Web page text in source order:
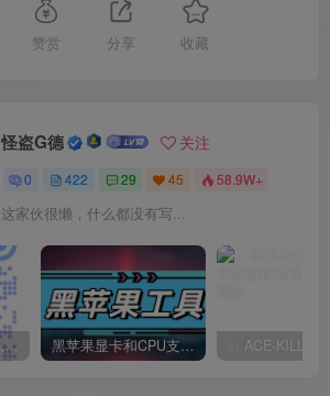
赞赏 分享 收藏
怪盗G德 关注
0 422 29 45 58.9W+
这家伙很懒，什么都没有写...
新太极激活工具下载/教程/充值/开户(QQ交流群号749113977) 黑苹果显卡和CPU支持情况以及购买硬件防踩坑指南